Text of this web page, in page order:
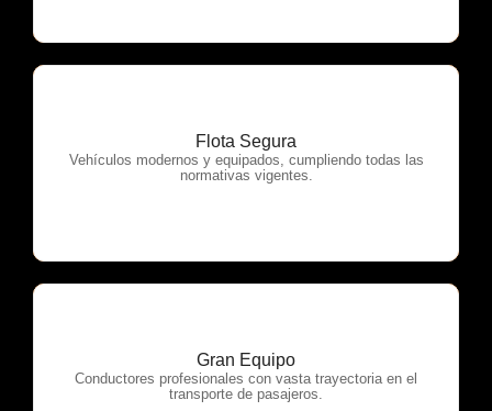
Flota Segura
Vehículos modernos y equipados, cumpliendo todas las
normativas vigentes.
OTP Servicios
Gran Equipo
Conductores profesionales con vasta trayectoria en el
transporte de pasajeros.
OTP Servicios